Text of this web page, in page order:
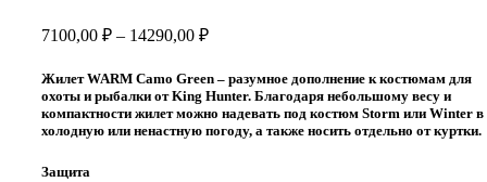
7100,00 ₽ – 14290,00 ₽Диапазон
7100,00 ₽
–
14290,00 ₽
Жилет WARM Camo Green – разумное дополнение к костюмам для
охоты и рыбалки от King Hunter. Благодаря небольшому весу и
компактности жилет можно надевать под костюм Storm или Winter в
холодную или ненастную погоду, а также носить отдельно от куртки.
Защита